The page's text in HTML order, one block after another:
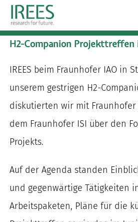
Zum
Inhalt
springen
ÜBER UNS
LEISTUNGEN
AKTUELLES
KARRIERE
Suche
H2-Companion
IREES beim Fraunhofer IAO in
unserem gestrigen H2-
diskutierten wir mit Fraunhofer
dem Fraunhofer ISI über den
Projekts.
Auf der Agenda standen
und gegenwärtige Tätigkeiten
Arbeitspaketen, Pläne für die